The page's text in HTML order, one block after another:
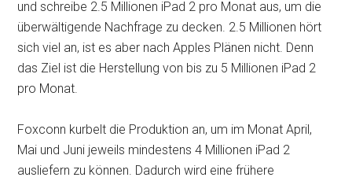
und schreibe 2.5 Millionen iPad 2 pro Monat aus, um die
überwältigende Nachfrage zu decken. 2.5 Millionen hört
sich viel an, ist es aber nach Apples Plänen nicht. Denn
das Ziel ist die Herstellung von bis zu 5 Millionen iPad 2
pro Monat.
Foxconn kurbelt die Produktion an, um im Monat April,
Mai und Juni jeweils mindestens 4 Millionen iPad 2
ausliefern zu können. Dadurch wird eine frühere